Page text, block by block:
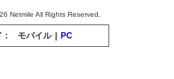
Netmile All Rights Reserved.
モバイル | PC